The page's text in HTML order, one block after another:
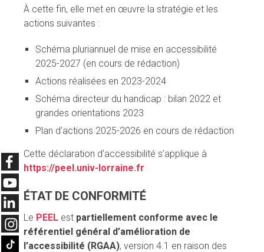
À cette fin, elle met en œuvre la stratégie et les
actions suivantes :
Schéma pluriannuel de mise en accessibilité
2025-2027 (en cours de rédaction)
Actions réalisées en 2023-2024
Schéma directeur du handicap : bilan 2022 et
grandes orientations 2023
Plan d’actions 2025-2026 en cours de rédaction
Cette déclaration d’accessibilité s’applique à
https://peel.univ-lorraine.fr
ÉTAT DE CONFORMITÉ
Le PEEL est partiellement conforme avec le
référentiel général d’amélioration de
l’accessibilité (RGAA), version 4.1 en raison des